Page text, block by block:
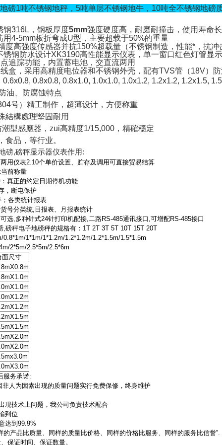
磅1吨不锈钢地秤，5吨单层不锈钢地牛，10吨全不锈钢地磅
钢316L ，钢板厚度5mm强度硬度高，耐磨耐撞击，使用寿命长
用4-5mm板折弯成U型， 主要超载于50%的重量
度高强度传感器并抗150%超载量（不锈钢制造，性能*，抗冲
锈钢防水设计XK3190高性能显示仪表，单一窗口红色灯管显
追踪功能，内置蓄电池，交直流两用
盒，采用高精度电位器和不锈钢外壳，配有TVS管（18V）
0.6x0.8, 0.8x0.8, 0.8x1.0, 1.0x1.0, 1.0x1.2, 1.2x1.2, 1.2x1.5,
油、防腐蚀特点
号）精工制作，超薄设计，方便称重
結構處理堅固耐用
型感應器，zui高精度1/15,000，精確穩定
食品，等行业。
磅,磅秤显示器仪表作用:
用仪表2.10个单价设置、贮存及调用可直接贸易结算
前称量
真正的约定日期停机功能
，断电保护
各类统计报表
号分类统,日报表、月报表统计
选,多种针式24针打印机配接,二路RS-485通讯接口,可增配RS-485接口
,磅秤电子地磅秤的规格有：1T 2T 3T 5T 10T 15T 20T
0.8*1m/1*1m/1*1.2m/1.2*1.2m/1.2*1.5m/1.5*1.5m
2*5m/2.5*5m/2.5*6m
面尺寸
服务承诺:
人为因素出现的质量问题实行免费保修，终身维护
现技术上问题，我公司负责技术配合
到位
达到99.9%
的产品比质量、同样的质量比价格、同样的价格比服务、同样的服务比信誉”.
证时间、保证数量。